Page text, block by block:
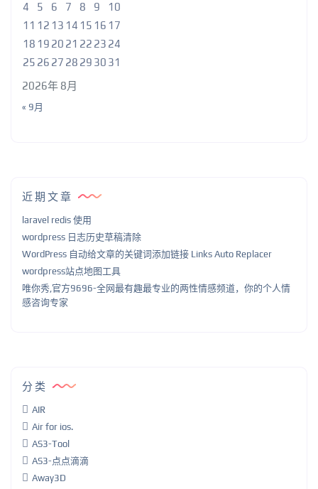
2026年 8月
4
5 6 7 8 9
10
11 12 13 14 15 16 17
18 19 20 21 22 23 24
25 26 27 28 29 30 31
« 9月
近期文章
laravel redis 使用
wordpress 日志历史草稿清除
WordPress 自动给文章的关键词添加链接 Links Auto Replacer
wordpress站点地图工具
唯你秀,官方9696-全网最有趣最专业的两性情感频道，你的个人情
感咨询专家
分类
AIR
Air for ios.
AS3-Tool
AS3-点点滴滴
Away3D